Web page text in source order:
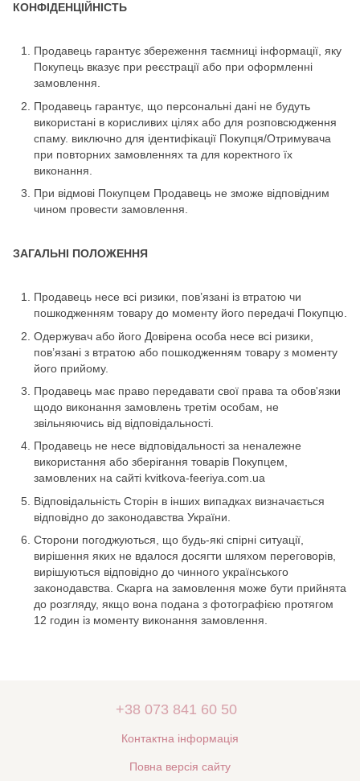
КОНФІДЕНЦІЙНІСТЬ
Продавець гарантує збереження таємниці інформації, яку
Покупець вказує при реєстрації або при оформленні
замовлення.
Продавець гарантує, що персональні дані не будуть
використані в корисливих цілях або для розповсюдження
спаму. виключно для ідентифікації Покупця/Отримувача
при повторних замовленнях та для коректного їх
виконання.
При відмові Покупцем Продавець не зможе відповідним
чином провести замовлення.
ЗАГАЛЬНІ ПОЛОЖЕННЯ
Продавець несе всі ризики, пов’язані із втратою чи
пошкодженням товару до моменту його передачі Покупцю.
Одержувач або його Довірена особа несе всі ризики,
пов’язані з втратою або пошкодженням товару з моменту
його прийому.
Продавець має право передавати свої права та обов'язки
щодо виконання замовлень третім особам, не
звільняючись від відповідальності.
Продавець не несе відповідальності за неналежне
використання або зберігання товарів Покупцем,
замовлених на сайті kvitkova-feeriya.com.ua
Відповідальність Сторін в інших випадках визначається
відповідно до законодавства України.
Сторони погоджуються, що будь-які спірні ситуації,
вирішення яких не вдалося досягти шляхом переговорів,
вирішуються відповідно до чинного українського
законодавства. Скарга на замовлення може бути прийнята
до розгляду, якщо вона подана з фотографією протягом
12 годин із моменту виконання замовлення.
+38 073 841 60 50
Контактна інформація
Повна версія сайту